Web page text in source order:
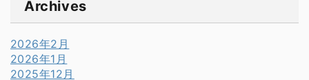
Archives
2026年2月
2026年1月
2025年12月